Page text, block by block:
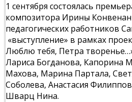
1 сентября состоялась
композитора Ирины
педагогических работников
«выступление» в рамках
Люблю тебя, Петра
Лариса Богданова, Капорина
Махова, Марина Партала,
Соболева, Анастасия
Шварц Нина.